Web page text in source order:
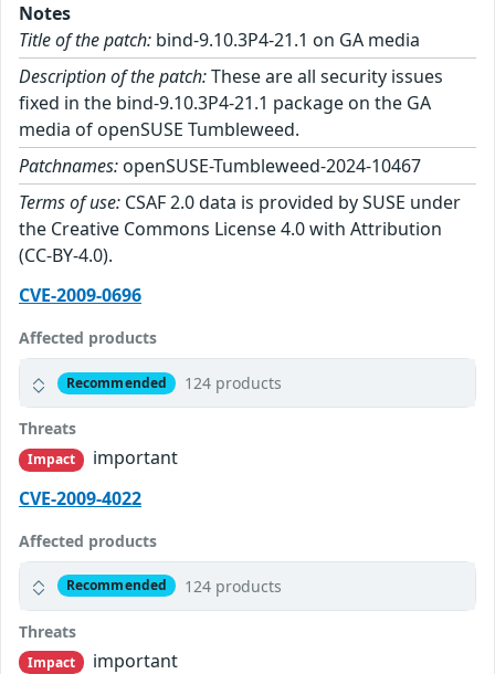
Notes
Title of the patch: bind-9.10.3P4-21.1 on GA media
Description of the patch:These are all security issues
fixed in the bind-9.10.3P4-21.1 package on the GA
media of openSUSE Tumbleweed.
Patchnames: openSUSE-Tumbleweed-2024-10467
Terms of use: CSAF 2.0 data is provided by SUSE under
the Creative Commons License 4.0 with Attribution
(CC-BY-4.0).
CVE-2009-0696
Affected products
Recommended 124 products
Threats
Impact
important
CVE-2009-4022
Affected products
Recommended 124 products
Threats
Impact
important